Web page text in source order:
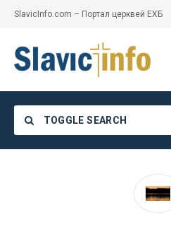
SlavicInfo.com – Портал церквей ЕХБ
TOGGLE SEARCH